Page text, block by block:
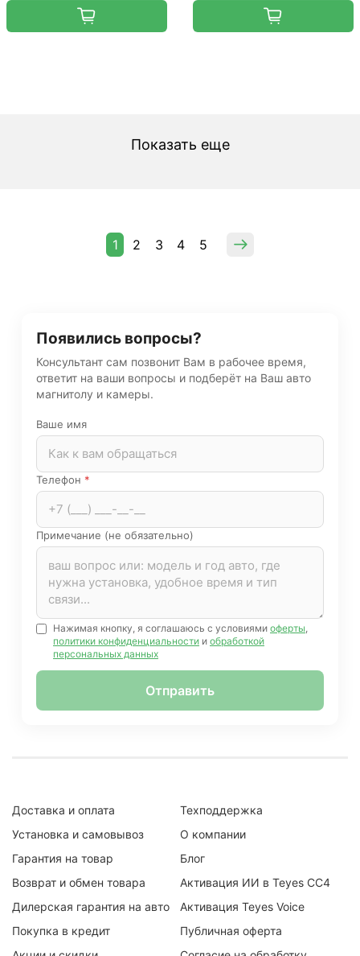
Показать еще
1 2 3 4 5
Появились вопросы?
Консультант сам позвонит Вам в рабочее время,
ответит на ваши вопросы и подберёт на Ваш авто
магнитолу и камеры.
Ваше имя
Телефон *
Примечание (не обязательно)
Нажимая кнопку, я соглашаюсь с условиями оферты
политики конфиденциальности и обработкой
персональных данных
Отправить
Доставка и оплата
Установка и самовывоз
Гарантия на товар
Возврат и обмен товара
Дилерская гарантия на авто
Покупка в кредит
Техподдержка
О компании
Блог
Активация ИИ в Teyes CC4
Активация Teyes Voice
Публичная оферта